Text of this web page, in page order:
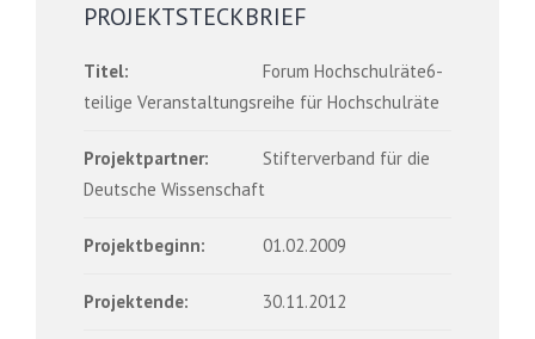
PROJEKTSTECKBRIEF
Titel:
Forum Hochschulräte6-
teilige Veranstaltungsreihe für Hochschulräte
Projektpartner:
Stifterverband für die
Deutsche Wissenschaft
Projektbeginn: 01.02.2009
Projektende: 30.11.2012